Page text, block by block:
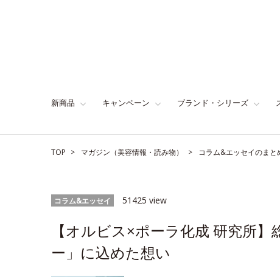
新商品 キャンペーン ブランド・シリーズ
TOP マガジン（美容情報・読み物） コラム&エッセイのまと
コラム&エッセイ 51425 view
【オルビス×ポーラ化成 研究所
ー」に込めた想い